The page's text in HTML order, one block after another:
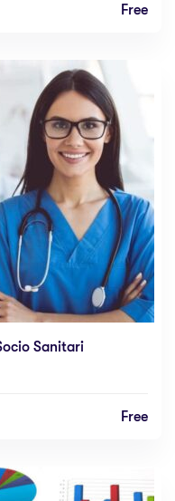
Free
Sanitari
Free